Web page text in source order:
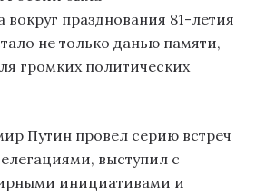
вокруг празднования 81-летия
не только данью памяти,
громких политических
Путин провел серию встреч
выступил с
инициативами и